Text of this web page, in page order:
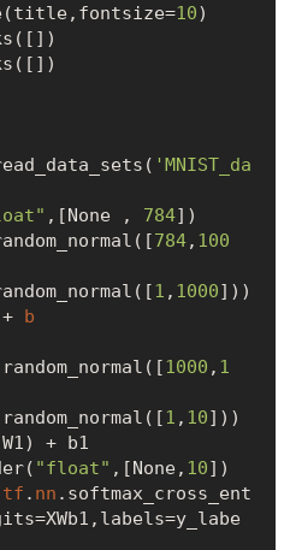
10)
'MNIST_da
,[None , 784])
784, 100
1 , 1000]))
b
1000 , 1
1 , 10]))
+ b1
"float" ,[None, 10])
tf . nn .softmax_cross_ent